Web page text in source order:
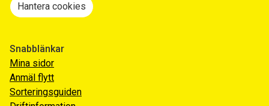
Hantera cookies
Snabblänkar
Mina sidor
Anmäl flytt
Sorteringsguiden